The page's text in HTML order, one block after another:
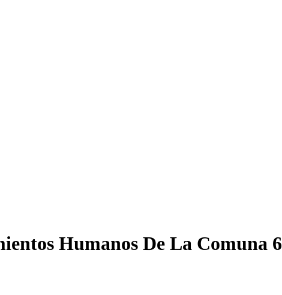
Humanos De La Comuna 6